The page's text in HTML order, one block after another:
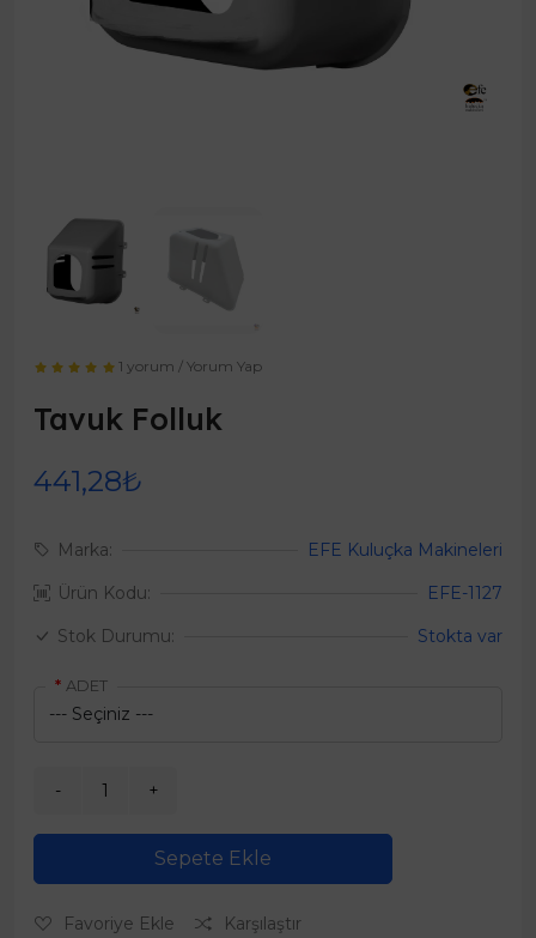
1 yorum /Yorum Yap
Tavuk Folluk
441,28₺
Marka:
EFE Kuluçka Makineleri
Ürün Kodu:
EFE-1127
Stok Durumu:
Stokta var
ADET
Sepete Ekle
Favoriye Ekle Karşılaştır